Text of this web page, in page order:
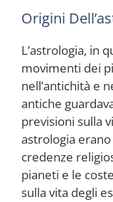
Origini
L’astrologia, in
movimenti dei
nell’antichità e
antiche
previsioni sulla
astrologia
credenze
pianeti e le
sulla vita degli